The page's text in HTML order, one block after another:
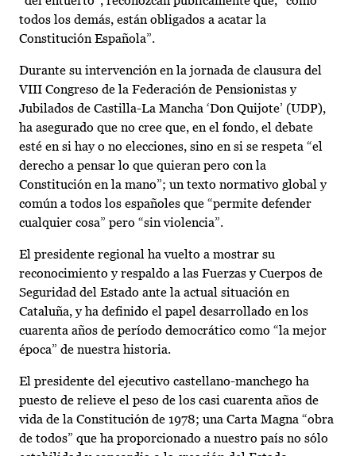
todos los demás, están obligados a acatar la
Constitución Española”.
Durante su intervención en la jornada de clausura del
VIII Congreso de la Federación de Pensionistas y
Jubilados de Castilla-La Mancha ‘Don Quijote’ (UDP),
ha asegurado que no cree que, en el fondo, el debate
esté en si hay o no elecciones, sino en si se respeta “el
derecho a pensar lo que quieran pero con la
Constitución en la mano”; un texto normativo global y
común a todos los españoles que “permite defender
cualquier cosa” pero “sin violencia”.
El presidente regional ha vuelto a mostrar su
reconocimiento y respaldo a las Fuerzas y Cuerpos de
Seguridad del Estado ante la actual situación en
Cataluña, y ha definido el papel desarrollado en los
cuarenta años de período democrático como “la mejor
época” de nuestra historia.
El presidente del ejecutivo castellano-manchego ha
puesto de relieve el peso de los casi cuarenta años de
vida de la Constitución de 1978; una Carta Magna “obra
de todos” que ha proporcionado a nuestro país no sólo